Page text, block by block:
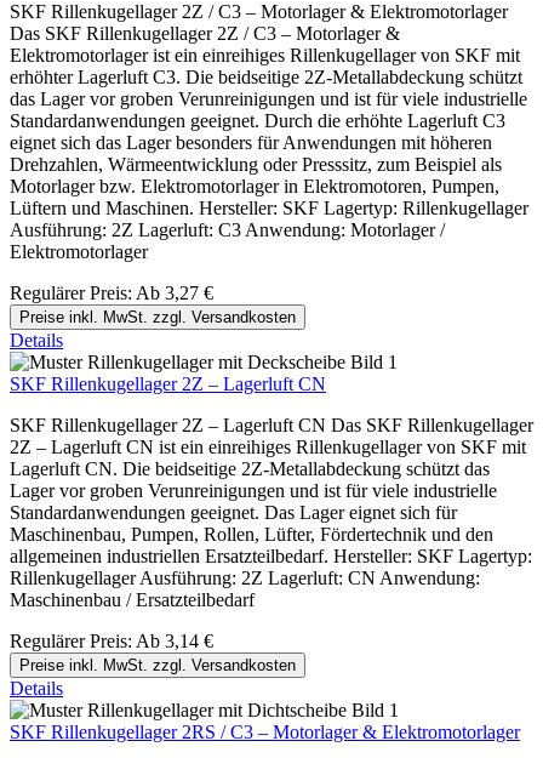
SKF Rillenkugellager 2Z / C3 – Motorlager & Elektromotorlager
Das SKF Rillenkugellager 2Z / C3 – Motorlager &
Elektromotorlager ist ein einreihiges Rillenkugellager von SKF mit
erhöhter Lagerluft C3. Die beidseitige 2Z-Metallabdeckung schützt
das Lager vor groben Verunreinigungen und ist für viele industrielle
Standardanwendungen geeignet. Durch die erhöhte Lagerluft C3
eignet sich das Lager besonders für Anwendungen mit höheren
Drehzahlen, Wärmeentwicklung oder Presssitz, zum Beispiel als
Motorlager bzw. Elektromotorlager in Elektromotoren, Pumpen,
Lüftern und Maschinen. Hersteller: SKF Lagertyp: Rillenkugellager
Ausführung: 2Z Lagerluft: C3 Anwendung: Motorlager /
Elektromotorlager
Regulärer Preis: Ab 3,27 €
Preise inkl. MwSt. zzgl. Versandkosten
Details
SKF Rillenkugellager 2Z – Lagerluft CN
SKF Rillenkugellager 2Z – Lagerluft CN Das SKF Rillenkugellager
2Z – Lagerluft CN ist ein einreihiges Rillenkugellager von SKF mit
Lagerluft CN. Die beidseitige 2Z-Metallabdeckung schützt das
Lager vor groben Verunreinigungen und ist für viele industrielle
Standardanwendungen geeignet. Das Lager eignet sich für
Maschinenbau, Pumpen, Rollen, Lüfter, Fördertechnik und den
allgemeinen industriellen Ersatzteilbedarf. Hersteller: SKF Lagertyp:
Rillenkugellager Ausführung: 2Z Lagerluft: CN Anwendung:
Maschinenbau / Ersatzteilbedarf
Regulärer Preis: Ab 3,14 €
Preise inkl. MwSt. zzgl. Versandkosten
Details
SKF Rillenkugellager 2RS / C3 – Motorlager & Elektromotorlager